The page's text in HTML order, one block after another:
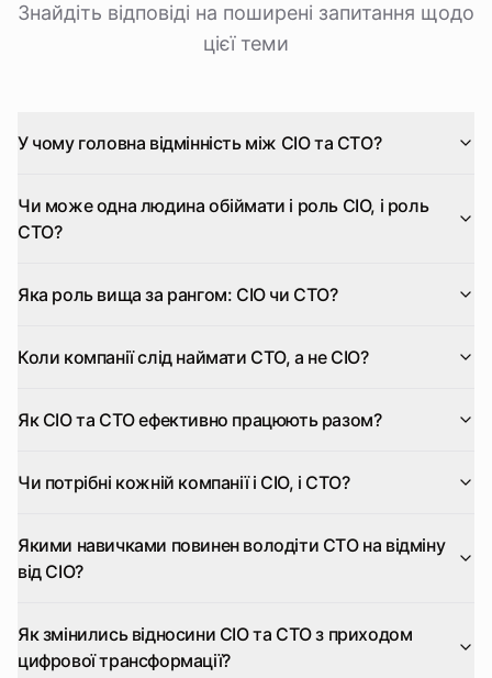
Знайдіть відповіді на поширені запитання щодо
цієї теми
У чому головна відмінність між CIO та CTO?
Чи може одна людина обіймати і роль CIO, і роль
CTO?
Яка роль вища за рангом: CIO чи CTO?
Коли компанії слід наймати CTO, а не CIO?
Як CIO та CTO ефективно працюють разом?
Чи потрібні кожній компанії і CIO, і CTO?
Якими навичками повинен володіти CTO на відміну
від CIO?
Як змінились відносини CIO та CTO з приходом
цифрової трансформації?